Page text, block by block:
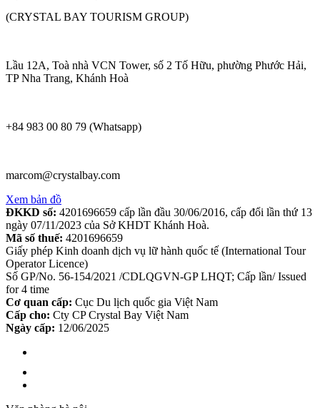
(CRYSTAL BAY TOURISM GROUP)
Lầu 12A, Toà nhà VCN Tower, số 2 Tố Hữu, phường Phước Hải,
TP Nha Trang, Khánh Hoà
+84 983 00 80 79 (Whatsapp)
marcom@crystalbay.com
Xem bản đồ
ĐKKD số: 4201696659 cấp lần đầu 30/06/2016, cấp đổi lần thứ 13
ngày 07/11/2023 của Sở KHDT Khánh Hoà.
Mã số thuế: 4201696659
Giấy phép Kinh doanh dịch vụ lữ hành quốc tế (International Tour
Operator Licence)
Số GP/No. 56-154/2021 /CDLQGVN-GP LHQT; Cấp lần/ Issued
for 4 time
Cơ quan cấp: Cục Du lịch quốc gia Việt Nam
Cấp cho: Cty CP Crystal Bay Việt Nam
Ngày cấp: 12/06/2025